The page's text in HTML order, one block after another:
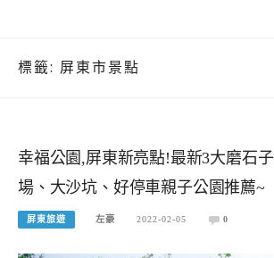
標籤: 屏東市景點
幸福公園,屏東新亮點!最新3大磨石
場、大沙坑、好停車親子公園推薦~
屏東旅遊 左豪 2022-02-05 0